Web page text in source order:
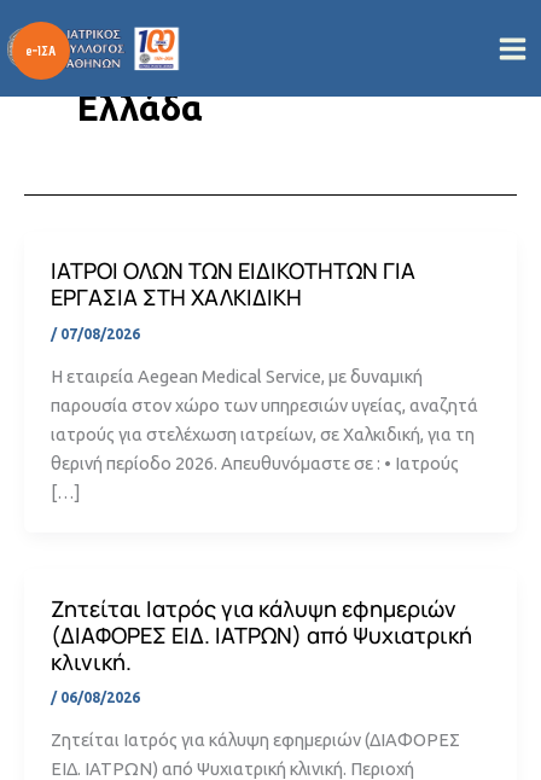
στο
περιεχόμενο
Ελλάδα
ΙΑΤΡΟΙ ΟΛΩΝ ΤΩΝ ΕΙΔΙΚΟΤΗΤΩΝ ΓΙΑ
ΕΡΓΑΣΙΑ ΣΤΗ ΧΑΛΚΙΔΙΚΗ
/ 07/08/2026
Η εταιρεία Aegean Medical Service, με δυναμική
παρουσία στον χώρο των υπηρεσιών υγείας, αναζητά
ιατρούς για στελέχωση ιατρείων, σε Χαλκιδική, για τη
θερινή περίοδο 2026. Απευθυνόμαστε σε : • Ιατρούς
[…]
Ζητείται Ιατρός για κάλυψη εφημεριών
(ΔΙΑΦΟΡΕΣ ΕΙΔ. ΙΑΤΡΩΝ) από Ψυχιατρική
κλινική.
/ 06/08/2026
Ζητείται Ιατρός για κάλυψη εφημεριών (ΔΙΑΦΟΡΕΣ
ΕΙΔ. ΙΑΤΡΩΝ) από Ψυχιατρική κλινική. Περιοχή